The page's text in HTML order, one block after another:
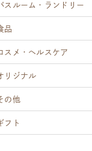
スルーム・ランドリー
品
スメ・ヘルスケア
リジナル
の他
フト